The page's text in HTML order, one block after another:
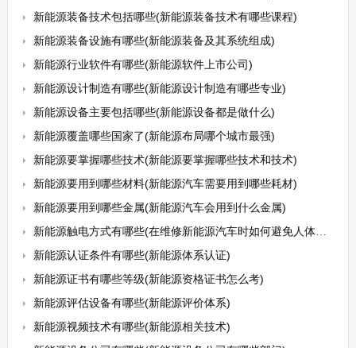
新能源装备技术包括哪些(新能源装备技术有哪些课程)
新能源装备设施有哪些(新能源装备及其系统组成)
新能源行业软件有哪些(新能源软件上市公司)
新能源设计制造有哪些(新能源设计制造有哪些专业)
新能源设备主要包括哪些(新能源设备都是做什么)
新能源覆盖哪些国家了(新能源布局哪个城市最强)
新能源要掌握哪些技术(新能源要掌握哪些技术和技术)
新能源要用到哪些材料(新能源汽车需要用到哪些耗材)
新能源要用到哪些金属(新能源汽车会用到什么金属)
新能源触电方式有哪些(在维修新能源汽车时如何避免人体受到电击呢)
新能源认证条件有哪些(新能源体系认证)
新能源证书有哪些等级(新能源资格证书怎么考)
新能源评估设备有哪些(新能源评价体系)
新能源视频技术有哪些(新能源相关技术)